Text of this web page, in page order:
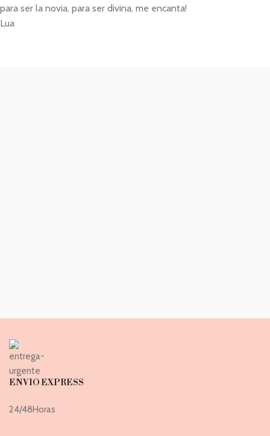
para ser la novia, para ser divina, me encanta!
Lua
ENVIO EXPRESS
24/48Horas